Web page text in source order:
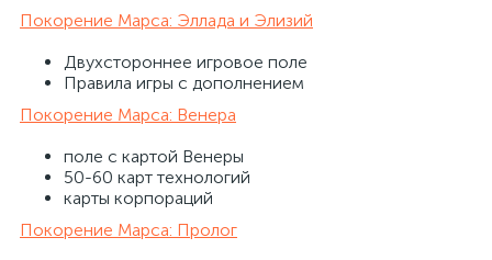
Покорение Марса: Эллада и Элизий
Двухстороннее игровое поле
Правила игры с дополнением
Покорение Марса: Венера
поле с картой Венеры
50-60 карт технологий
карты корпораций
Покорение Марса: Пролог